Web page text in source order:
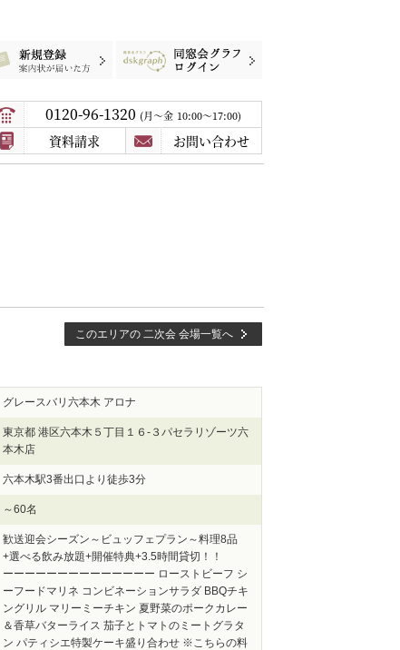
案内状が届いた方 同窓会グラフログイン
0120-96-1320 月〜金 10:00～17:00
資料請求 お問い合わせ
このエリアの 二次会 会場一覧へ
グレースバリ六本木 アロナ
東京都 港区六本木５丁目１６-３パセラリゾーツ六
本木店
六本木駅3番出口より徒歩3分
～60名
歓送迎会シーズン～ビュッフェプラン～料理8品
+選べる飲み放題+開催特典+3.5時間貸切！！
ーーーーーーーーーーーーーー ローストビーフ シ
ーフードマリネ コンビネーションサラダ BBQチキ
ングリル マリーミーチキン 夏野菜のポークカレー
＆香草バターライス 茄子とトマトのミートグラタ
ン パティシエ特製ケーキ盛り合わせ ※こちらの料